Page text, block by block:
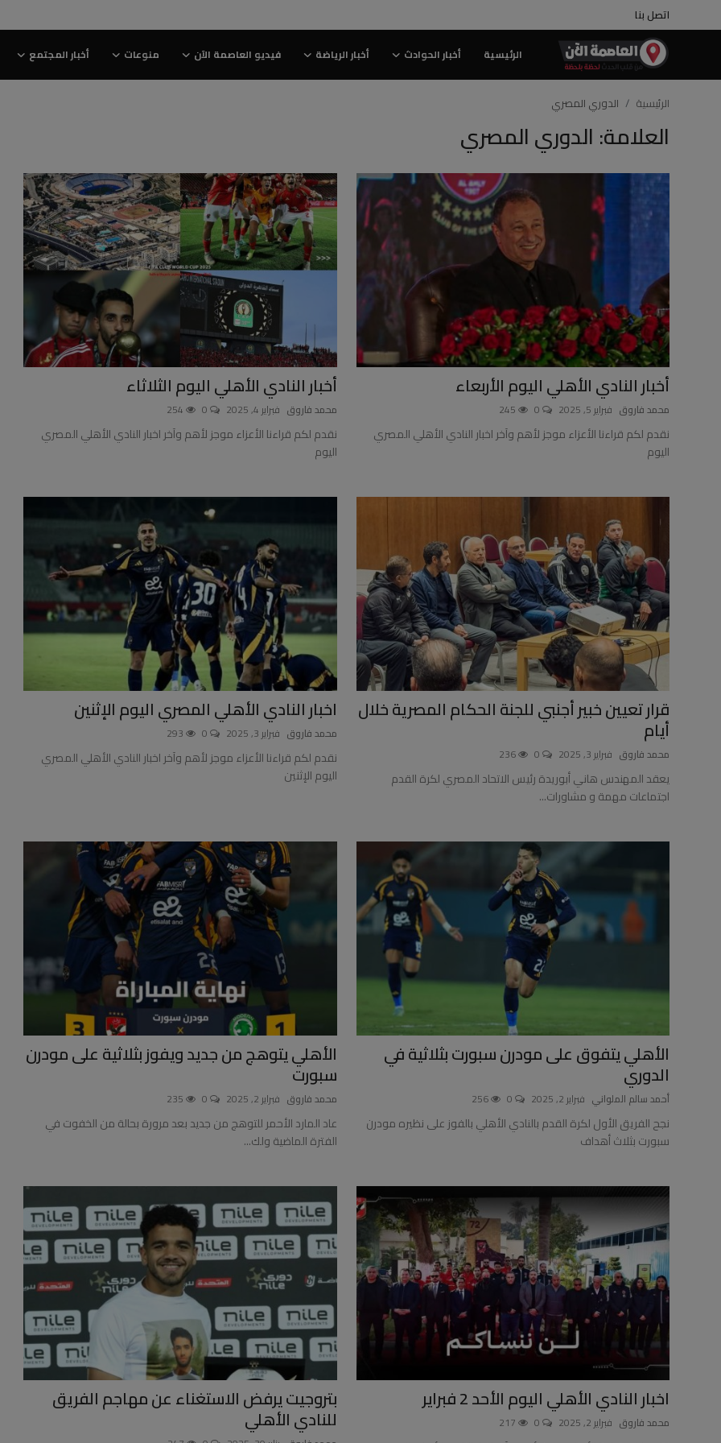
اتصل بنا
الرئيسية أخبار الحوادث أخبار الرياضة فيديو العاصمة الآن منوعات أخبار المجتمع
أخبار الحوادث
أخبار الرياضة
أخبار المجتمع
إقتصاد وبورصة
أخبار عربية وعالمية
علوم وتكنولوجيا
طب وعلاج
سياسة ونواب
محافظات
الرئيسية الدوري المصري
العلامة: الدوري المصري
أخبار النادي الأهلي اليوم الأربعاء
محمد فاروق فبراير 5, 2025
نقدم لكم قراءنا الأعزاء موجز لأهم وآخر اخبار النادي الأهلي المصري
اليوم
أخبار النادي الأهلي اليوم الثلاثاء
محمد فاروق فبراير 4, 2025
نقدم لكم قراءنا الأعزاء موجز لأهم وآخر اخبار النادي الأهلي المصري
اليوم
قرار تعيين خبير أجنبي للجنة الحكام المصرية خلال
أيام
محمد فاروق فبراير 3, 2025
يعقد المهندس هاني أبوريدة رئيس الاتحاد المصري لكرة القدم
اجتماعات مهمة و مشاورات...
اخبار النادي الأهلي المصري اليوم الإثنين
محمد فاروق فبراير 3, 2025
نقدم لكم قراءنا الأعزاء موجز لأهم وآخر اخبار النادي الأهلي المصري
اليوم الإثنين
الأهلي يتفوق على مودرن سبورت بثلاثية في
الدوري
أحمد سالم الملواني فبراير 2, 2025
نجح الفريق الأول لكرة القدم بالنادي الأهلي بالفوز على نظيره مودرن
سبورت بثلاث أهداف
الأهلي يتوهج من جديد ويفوز بثلاثية على مودرن
سبورت
محمد فاروق فبراير 2, 2025
عاد المارد الأحمر للتوهج من جديد بعد مرورة بحالة من الخفوت في
الفترة الماضية ولك...
اخبار النادي الأهلي اليوم الأحد 2 فبراير
محمد فاروق فبراير 2, 2025
بتروجيت يرفض الاستغناء عن مهاجم الفريق
للنادي الأهلي